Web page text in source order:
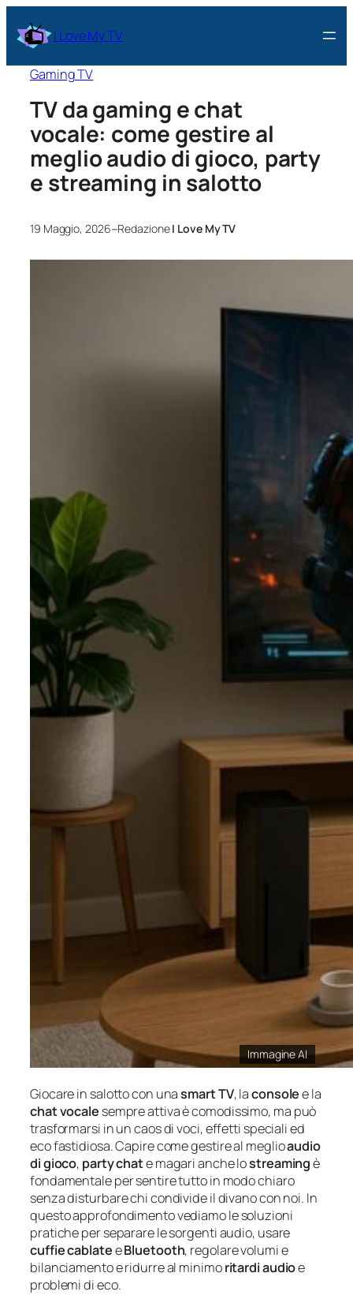
I Love My TV
Gaming TV
TV da gaming e chat
vocale: come gestire al
meglio audio di gioco, party
e streaming in salotto
19 Maggio, 2026–RedazioneI Love My TV
Immagine AI
Giocare in salotto con unasmart TV, laconsolee la
chat vocale sempre attiva è comodissimo, ma può
trasformarsi in un caos di voci, effetti speciali ed
eco fastidiosa. Capire come gestire al meglioaudio
di gioco, party chate magari anche lostreamingè
fondamentale per sentire tutto in modo chiaro
senza disturbare chi condivide il divano con noi. In
questo approfondimento vediamo le soluzioni
pratiche per separare le sorgenti audio, usare
cuffie cablateeBluetooth, regolare volumi e
bilanciamento e ridurre al minimoritardi audioe
problemi di eco.